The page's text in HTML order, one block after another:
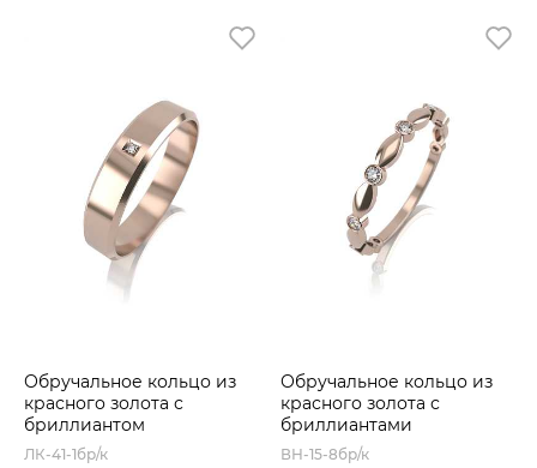
Обручальное кольцо из
красного золота с
бриллиантом
ЛК-41-1бр/к
Обручальное кольцо из
красного золота с
бриллиантами
ВН-15-8бр/к